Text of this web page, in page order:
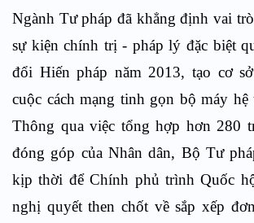
Ngành Tư pháp đã khẳng định vai
sự kiện chính trị - pháp lý đặc biệt
đổi Hiến pháp năm 2013, tạo cơ
cuộc cách mạng tinh gọn bộ máy
Thông qua việc tổng hợp hơn 280
đóng góp của Nhân dân, Bộ Tư
kịp thời để Chính phủ trình Quốc
nghị quyết then chốt về sắp xếp